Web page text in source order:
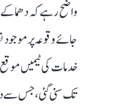
واضح رہے کہ
جائے وقوعہ پر موجود
خدمات کی ٹیمیں موقع
تک سنی گئی، جس سے